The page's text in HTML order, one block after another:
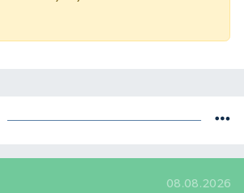
08.08.2026